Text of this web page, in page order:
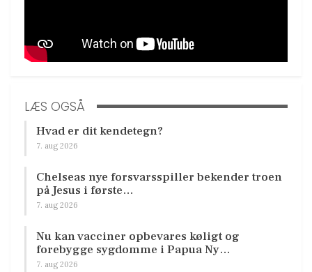
LÆS OGSÅ
Hvad er dit kendetegn?
7. aug 2026
Chelseas nye forsvarsspiller bekender troen
på Jesus i første…
7. aug 2026
Nu kan vacciner opbevares køligt og
forebygge sygdomme i Papua Ny…
7. aug 2026